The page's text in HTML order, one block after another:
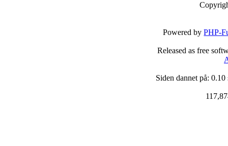
Powered byPHP-
Released as free
Siden dannet på: